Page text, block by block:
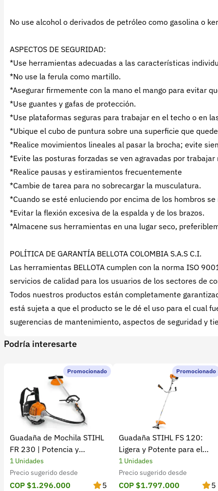
No use alcohol o derivados de petróleo como gasolina o
ASPECTOS DE SEGURIDAD:
*Use herramientas adecuadas a las características
*No use la ferula como martillo.
*Asegurar firmemente con la mano el mango para evitar
*Use guantes y gafas de protección.
*Use plataformas seguras para trabajar en el techo o en
*Ubique el cubo de puntura sobre una superficie que
*Realice movimientos lineales al pasar la brocha; evite
*Evite las posturas forzadas se ven agravadas por
*Realice pausas y estiramientos frecuentemente
*Cambie de tarea para no sobrecargar la musculatura.
*Cuando se esté enluciendo por encima de los hombros
*Evitar la flexión excesiva de la espalda y de los brazos.
*Almacene sus herramientas en una lugar seco,
POLÍTICA DE GARANTÍA BELLOTA COLOMBIA S.A.S C.I.
Las herramientas BELLOTA cumplen con la norma ISO
servicios de calidad para los usuarios de los sectores de
Todos nuestros productos están completamente
está sujeta a que el producto se le dé el uso para el cual
sugerencias de mantenimiento, aspectos de seguridad y
Podría interesarte
Promocionado
Guadaña de Mochila STIHL
FR 230 | Potencia y
rendimiento
1 Unidades
Precio sugerido desde
COP $1.296.000 5
Promocionado
Guadaña STIHL FS 120:
Ligera y Potente para el
Campo
1 Unidades
Precio sugerido desde
COP $1.797.000 5